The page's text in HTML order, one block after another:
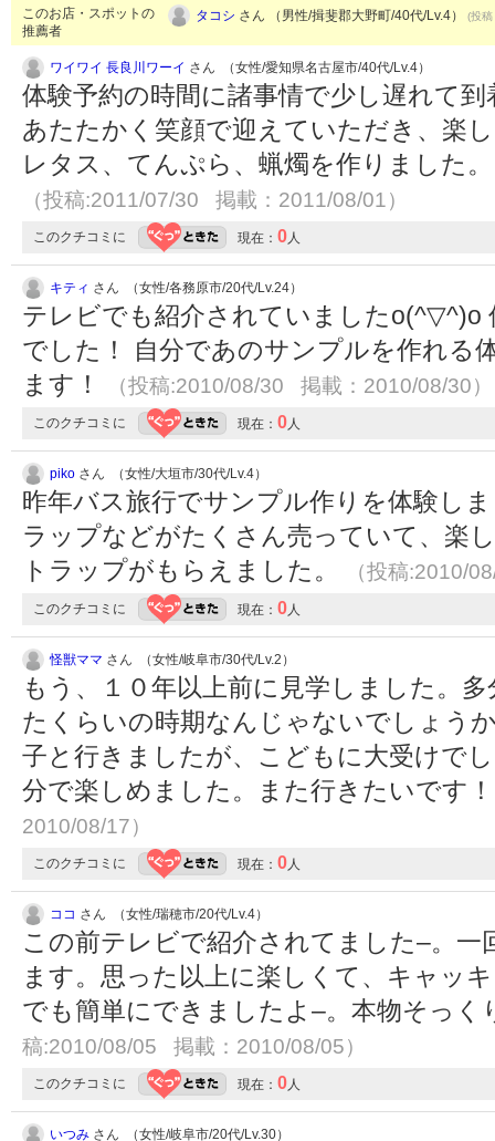
このお店・スポットの
推薦者
タコシ さん （男性/揖斐郡大野町/40代/Lv.4） (投
ワイワイ 長良川ワーイ さん （女性/愛知県名古屋市/40代/Lv.4）
体験予約の時間に諸事情で少し遅れて
あたたかく笑顔で迎えていただき、楽
レタス、てんぷら、蝋燭を作りました
（投稿:2011/07/30 掲載：2011/08/01）
このクチコミに 現在： 0人
キティ さん （女性/各務原市/20代/Lv.24）
テレビでも紹介されていましたo(^▽^)o
でした！ 自分であのサンプルを作れる
ます！
（投稿:2010/08/30 掲載：2010/08/30）
このクチコミに 現在： 0人
piko さん （女性/大垣市/30代/Lv.4）
昨年バス旅行でサンプル作りを体験し
ラップなどがたくさん売っていて、楽
トラップがもらえました。
（投稿:2010/
このクチコミに 現在： 0人
怪獣ママ さん （女性/岐阜市/30代/Lv.2）
もう、１０年以上前に見学しました。
たくらいの時期なんじゃないでしょう
子と行きましたが、こどもに大受けで
分で楽しめました。また行きたいです
2010/08/17）
このクチコミに 現在： 0人
ココ さん （女性/瑞穂市/20代/Lv.4）
この前テレビで紹介されてました–。
ます。思った以上に楽しくて、キャッ
でも簡単にできましたよ–。本物そっ
稿:2010/08/05 掲載：2010/08/05）
このクチコミに 現在： 0人
いつみ さん （女性/岐阜市/20代/Lv.30）